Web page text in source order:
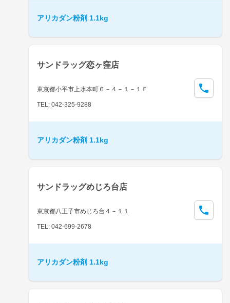
アリカダン粉剤 1.1kg
サンドラッグ恋ヶ窪店
東京都小平市上水本町６－４－１－１Ｆ
TEL: 042-325-9288
アリカダン粉剤 1.1kg
サンドラッグめじろ台店
東京都八王子市めじろ台４－１１
TEL: 042-699-2678
アリカダン粉剤 1.1kg